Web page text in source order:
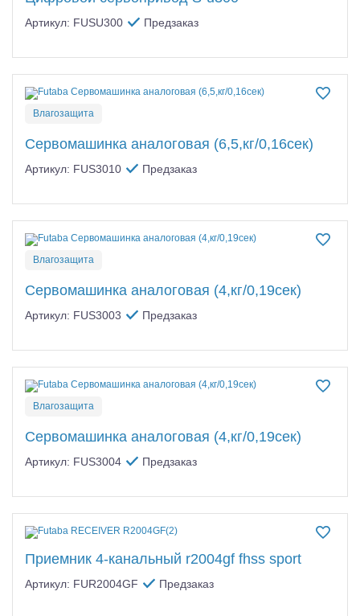
Артикул: FUSU300 Предзаказ
Влагозащита
Сервомашинка аналоговая (6,5,кг/0,16сек)
Артикул: FUS3010 Предзаказ
Влагозащита
Сервомашинка аналоговая (4,кг/0,19сек)
Артикул: FUS3003 Предзаказ
Влагозащита
Сервомашинка аналоговая (4,кг/0,19сек)
Артикул: FUS3004 Предзаказ
Приемник 4-канальный r2004gf fhss sport
Артикул: FUR2004GF Предзаказ